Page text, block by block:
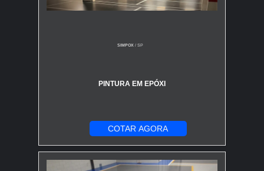
SIMPOX / SP
PINTURA EM EPÓXI
COTAR AGORA